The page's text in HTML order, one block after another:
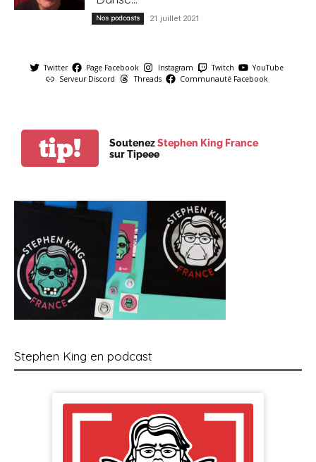
Nos podcasts 21 juillet 2021
Twitter Page Facebook Instagram Twitch
YouTube
Serveur Discord
Threads Communauté Facebook
tip! SoutenezStephen King France
sur Tipeee
Stephen King en podcast